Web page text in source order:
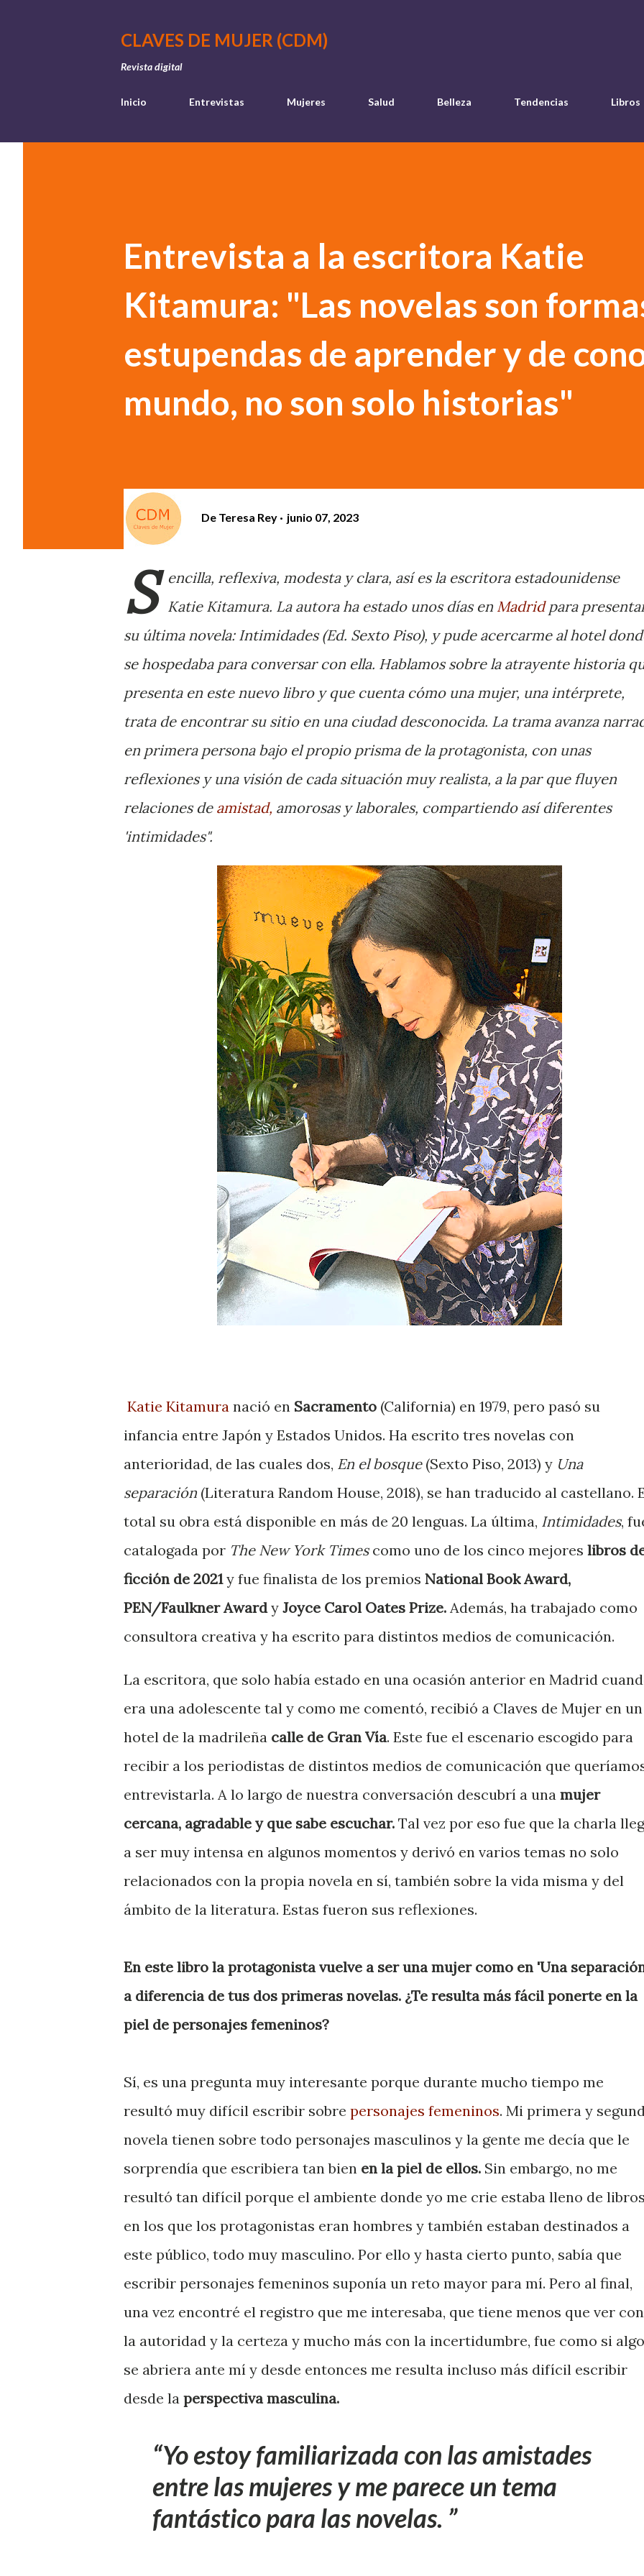
CLAVES DE MUJER (CDM)
Revista digital
Inicio Entrevistas Mujeres Salud Belleza Tendencias Libros
Entrevista a la escritora Katie
Kitamura: "Las novelas son
estupendas de aprender y de
mundo, no son solo historias"
De Teresa Rey junio 07, 2023
S
encilla, reflexiva, modesta y clara, así es la escritora estadounidense
Katie Kitamura. La autora ha estado unos días en Madridpara
su última novela: Intimidades (Ed. Sexto Piso), y pude acercarme al hotel
se hospedaba para conversar con ella. Hablamos sobre la atrayente historia
presenta en este nuevo libro y que cuenta cómo una mujer, una intérprete,
trata de encontrar su sitio en una ciudad desconocida. La trama avanza
en primera persona bajo el propio prisma de la protagonista, con unas
reflexiones y una visión de cada situación muy realista, a la par que fluyen
relaciones de amistad, amorosas y laborales, compartiendo así diferentes
'intimidades".
Katie Kitamura nació en Sacramento (California) en 1979, pero pasó su
infancia entre Japón y Estados Unidos. Ha escrito tres novelas con
anterioridad, de las cuales dos, En el bosque(Sexto Piso, 2013) y Una
separación (Literatura Random House, 2018), se han traducido al castellano.
total su obra está disponible en más de 20 lenguas. La última, Intimidades,
catalogada por The New York Timescomo uno de los cinco mejores libros
ficción de 2021y fue finalista de los premios National Book Award,
PEN/Faulkner Awardy Joyce Carol Oates Prize. Además, ha trabajado como
consultora creativa y ha escrito para distintos medios de comunicación.
La escritora, que solo había estado en una ocasión anterior en Madrid
era una adolescente tal y como me comentó, recibió a Claves de Mujer en un
hotel de la madrileña calle de Gran Vía. Este fue el escenario escogido para
recibir a los periodistas de distintos medios de comunicación que
entrevistarla. A lo largo de nuestra conversación descubrí a una mujer
cercana, agradable y que sabe escuchar. Tal vez por eso fue que la charla
a ser muy intensa en algunos momentos y derivó en varios temas no solo
relacionados con la propia novela en sí, también sobre la vida misma y del
ámbito de la literatura. Estas fueron sus reflexiones.
En este libro la protagonista vuelve a ser una mujer como en 'Una
a diferencia de tus dos primeras novelas. ¿Te resulta más fácil ponerte en la
piel de personajes femeninos?
Sí, es una pregunta muy interesante porque durante mucho tiempo me
resultó muy difícil escribir sobre personajes femeninos. Mi primera y
novela tienen sobre todo personajes masculinos y la gente me decía que le
sorprendía que escribiera tan bien en la piel de ellos. Sin embargo, no me
resultó tan difícil porque el ambiente donde yo me crie estaba lleno de libros
en los que los protagonistas eran hombres y también estaban destinados a
este público, todo muy masculino. Por ello y hasta cierto punto, sabía que
escribir personajes femeninos suponía un reto mayor para mí. Pero al final,
una vez encontré el registro que me interesaba, que tiene menos que ver con
la autoridad y la certeza y mucho más con la incertidumbre, fue como si algo
se abriera ante mí y desde entonces me resulta incluso más difícil escribir
desde la perspectiva masculina.
Yo estoy familiarizada con las amistades
entre las mujeres y me parece un tema
fantástico para las novelas.